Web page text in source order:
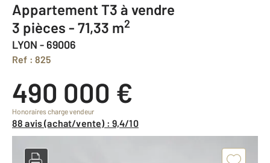
Appartement T3 à vendre
3 pièces - 71,33 m2
LYON - 69006
Ref : 825
490 000 €
Honoraires charge vendeur
88 avis (achat/vente) : 9,4/10